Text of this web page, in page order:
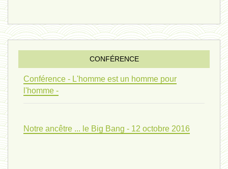
penser 01 - 9 février 2024 *
univers 09 V4 - 26 janvier 2024 *
CONFÉRENCE
Conférence - L'homme est un homme pour
l'homme -
Notre ancêtre ... le Big Bang - 12 octobre 2016